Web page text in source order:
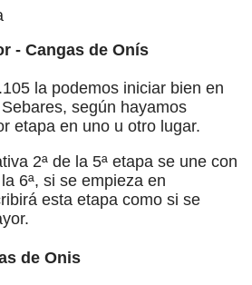
- Cangas de Onís
la podemos iniciar bien en
según hayamos
etapa en uno u otro lugar.
2ª de la 5ª etapa se une con
6ª, si se empieza en
esta etapa como si se
de Onis